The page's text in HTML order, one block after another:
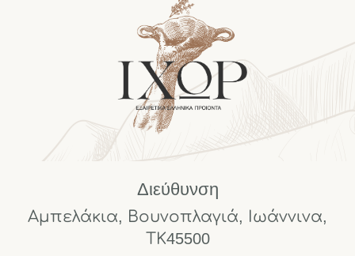
Διεύθυνση
Αμπελάκια, Βουνοπλαγιά, Ιωάννινα,
ΤΚ45500